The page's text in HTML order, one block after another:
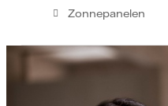
Zonnepanelen